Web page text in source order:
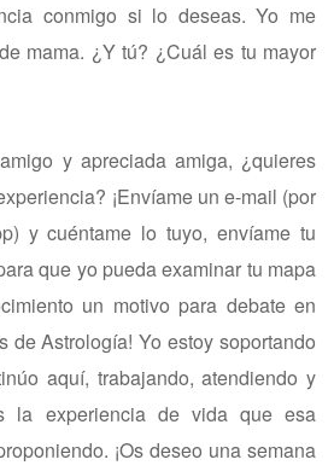
conmigo si lo deseas. Yo me
mama. ¿Y tú? ¿Cuál es tu mayor
y apreciada amiga, ¿quieres
¡Envíame un e-mail (por
y cuéntame lo tuyo, envíame tu
que yo pueda examinar tu mapa
un motivo para debate en
de Astrología! Yo estoy soportando
aquí, trabajando, atendiendo y
la experiencia de vida que esa
¡Os deseo una semana